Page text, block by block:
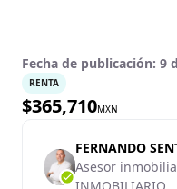
Fecha de publicación: 9
RENTA
$365,710MXN
FERNANDO
Asesor